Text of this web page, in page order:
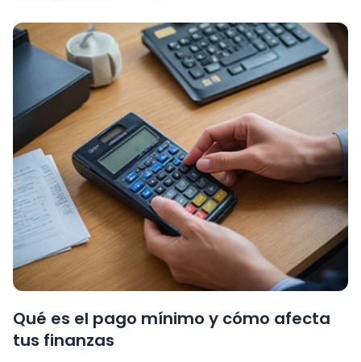
Qué es el pago mínimo y cómo afecta
tus finanzas